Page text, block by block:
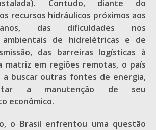
Contudo, diante do
recursos hidráulicos próximos aos
das dificuldades nos
ambientais de hidrelétricas e de
das barreiras logísticas à
matriz em regiões remotas, o país
a buscar outras fontes de energia,
a manutenção de seu
econômico.
o Brasil enfrentou uma questão